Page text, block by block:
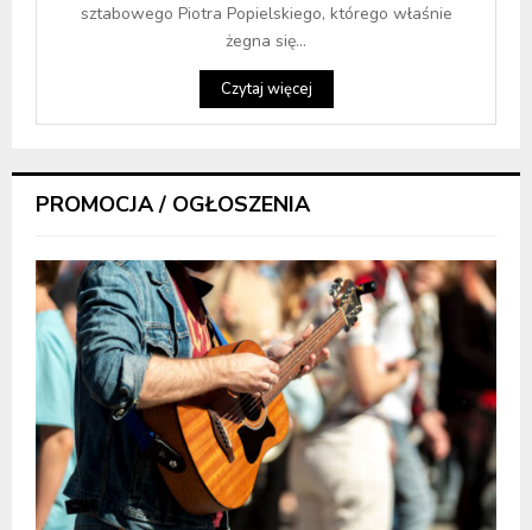
sztabowego Piotra Popielskiego, którego właśnie
żegna się...
Czytaj więcej
PROMOCJA / OGŁOSZENIA